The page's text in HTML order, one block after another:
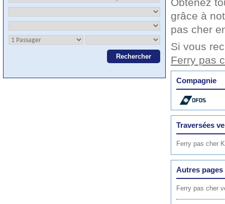
Obtenez
grâce à
pas cher
Si vous
Ferry pas
Compagnie
Traversées
Ferry pas cher
Autres pages
Ferry pas cher